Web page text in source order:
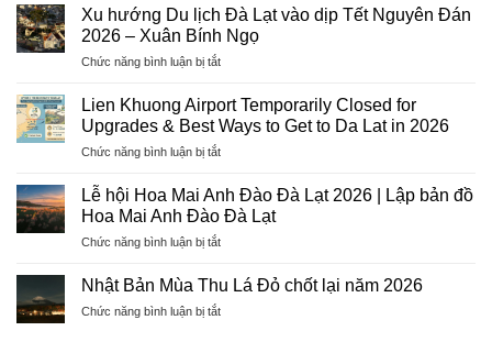
Vụ
Visa
Trọn
Gói
–
Hướng
Tourist:
Tín,
Chuyên
Đậu
Cao
Xu hướng Du lịch Đà Lạt vào dịp Tết Nguyên Đán
2026 – Xuân Bính Ngọ
Chức năng bình luận bị tắtở
hướng
Du
lịch
Đà
vào
dịp
Nguyên
2026
Lien Khuong Airport Temporarily Closed for
Upgrades & Best Ways to Get to Da Lat in 2026
Chức năng bình luận bị tắtở
Khuong
Airport
Temporarily
Closed
Upgrades
Best
Lễ hội Hoa Mai Anh Đào Đà Lạt 2026 | Lập bản đồ
Hoa Mai Anh Đào Đà Lạt
Chức năng bình luận bị tắtở
hội
Mai
Nhật Bản Mùa Thu Lá Đỏ chốt lại năm 2026
Chức năng bình luận bị tắtở